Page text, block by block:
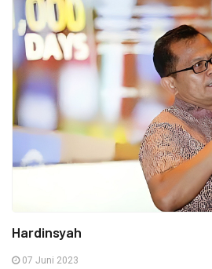
Hardinsyah
07 Juni 2023